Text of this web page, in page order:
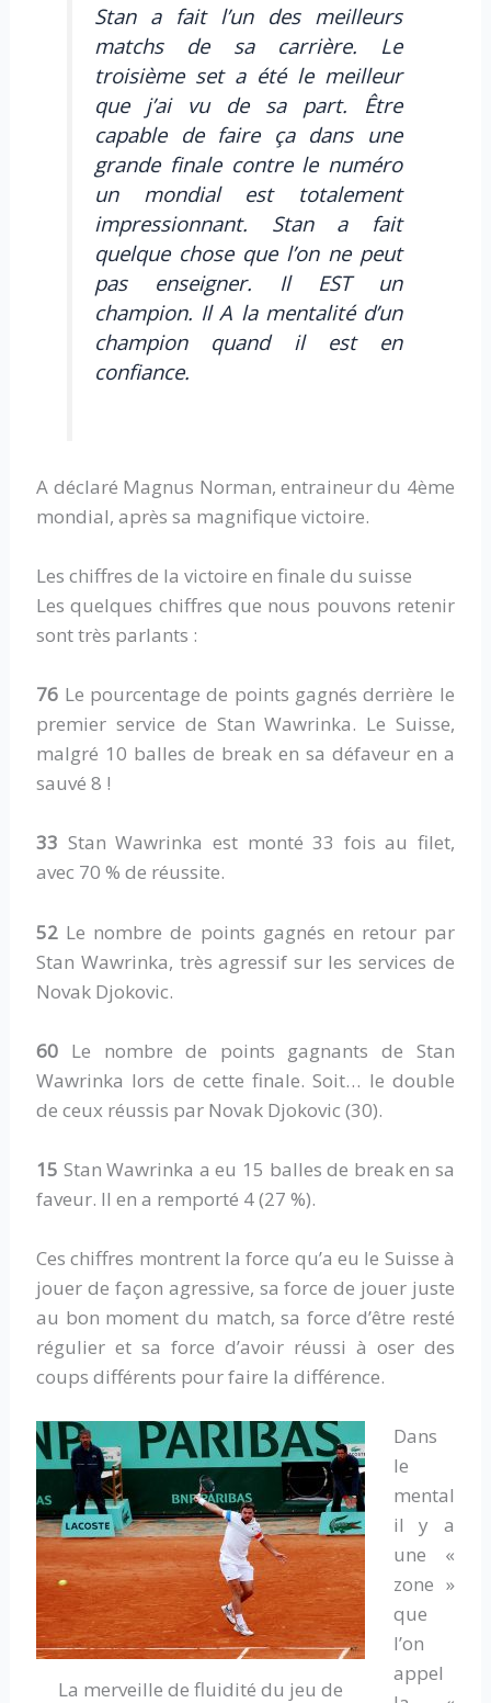
Stan a fait l’un des meilleurs
matchs de sa carrière. Le
troisième set a été le meilleur
que j’ai vu de sa part. Être
capable de faire ça dans une
grande finale contre le numéro
un mondial est totalement
impressionnant. Stan a fait
quelque chose que l’on ne peut
pas enseigner. Il EST un
champion. Il A la mentalité d’un
champion quand il est en
confiance.
A déclaré Magnus Norman, entraineur du 4ème
mondial, après sa magnifique victoire.
Les chiffres de la victoire en finale du suisse
Les quelques chiffres que nous pouvons retenir
sont très parlants :
76 Le pourcentage de points gagnés derrière le
premier service de Stan Wawrinka. Le Suisse,
malgré 10 balles de break en sa défaveur en a
sauvé 8 !
33 Stan Wawrinka est monté 33 fois au filet,
avec 70 % de réussite.
52 Le nombre de points gagnés en retour par
Stan Wawrinka, très agressif sur les services de
Novak Djokovic.
60 Le nombre de points gagnants de Stan
Wawrinka lors de cette finale. Soit… le double
de ceux réussis par Novak Djokovic (30).
15 Stan Wawrinka a eu 15 balles de break en sa
faveur. Il en a remporté 4 (27 %).
Ces chiffres montrent la force qu’a eu le Suisse à
jouer de façon agressive, sa force de jouer juste
au bon moment du match, sa force d’être resté
régulier et sa force d’avoir réussi à oser des
coups différents pour faire la différence.
La merveille de fluidité du jeu de
Dans
le
mental
il y a
une «
zone »
que
l’on
appel